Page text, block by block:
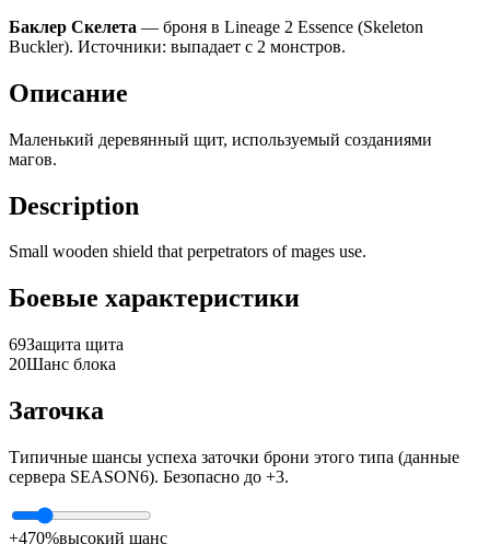
Баклер Скелета — броня в Lineage 2 Essence (Skeleton
Buckler). Источники: выпадает с 2 монстров.
Описание
Маленький деревянный щит, используемый созданиями
магов.
Description
Small wooden shield that perpetrators of mages use.
Боевые характеристики
69Защита щита
20Шанс блока
Заточка
Типичные шансы успеха заточки брони этого типа (данные
сервера SEASON6). Безопасно до +3.
+470%высокий шанс